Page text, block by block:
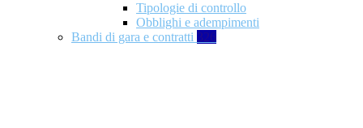
Tipologie di controllo
Obblighi e adempimenti
Bandi di gara e contratti 326